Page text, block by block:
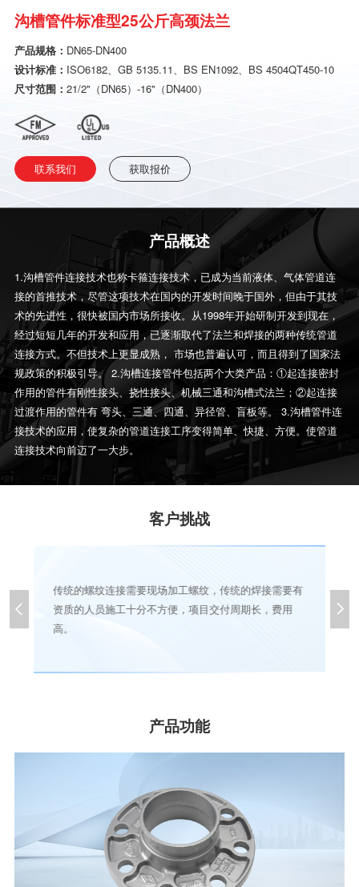
沟槽管件标准型25公斤高颈法兰
产品规格： DN65-DN400
设计标准： ISO6182、GB 5135.11、BS EN1092、BS 4504QT450-10
尺寸范围： 21/2"（DN65）-16"（DN400）
联系我们 获取报价
产品概述
1.沟槽管件连接技术也称卡箍连接技术，已成为当前液体、气体管道连
接的首推技术，尽管这项技术在国内的开发时间晚于国外，但由于其技
术的先进性，很快被国内市场所接收。从1998年开始研制开发到现在，
经过短短几年的开发和应用，已逐渐取代了法兰和焊接的两种传统管道
连接方式。不但技术上更显成熟， 市场也普遍认可，而且得到了国家法
规政策的积极引导。 2.沟槽连接管件包括两个大类产品：①起连接密封
作用的管件有刚性接头、挠性接头、机械三通和沟槽式法兰；②起连接
过渡作用的管件有 弯头、三通、四通、异径管、盲板等。 3.沟槽管件连
接技术的应用，使复杂的管道连接工序变得简单、快捷、方便。使管道
连接技术向前迈了一大步。
客户挑战
传统的螺纹连接需要现场加工螺纹，传统的焊接需要有
资质的人员施工十分不方便，项目交付周期长，费用
高。


产品功能